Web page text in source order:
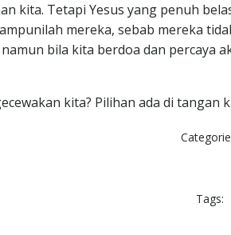
kita. Tetapi Yesus yang penuh
mereka, sebab mereka
bila kita berdoa dan percaya
kita? Pilihan ada di tangan
Tags: